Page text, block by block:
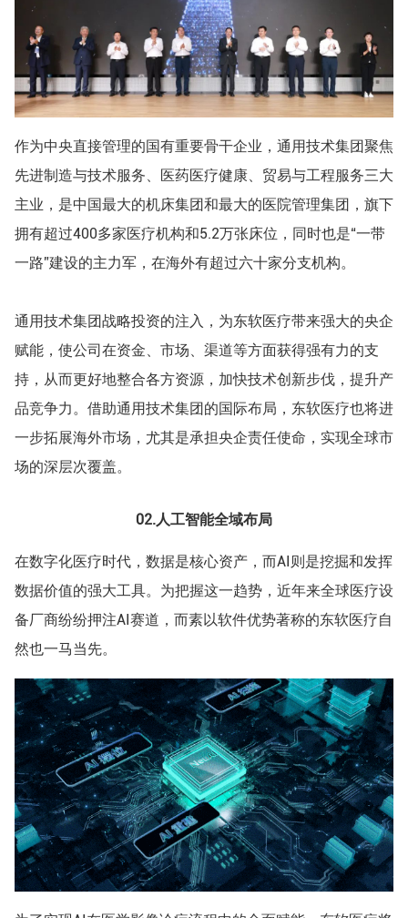
作为中央直接管理的国有重要骨干企业，通用技术集团聚焦
先进制造与技术服务、医药医疗健康、贸易与工程服务三大
主业，是中国最大的机床集团和最大的医院管理集团，旗下
拥有超过400多家医疗机构和5.2万张床位，同时也是“一带
一路”建设的主力军，在海外有超过六十家分支机构。
通用技术集团战略投资的注入，为东软医疗带来强大的央企
赋能，使公司在资金、市场、渠道等方面获得强有力的支
持，从而更好地整合各方资源，加快技术创新步伐，提升产
品竞争力。借助通用技术集团的国际布局，东软医疗也将进
一步拓展海外市场，尤其是承担央企责任使命，实现全球市
场的深层次覆盖。
02.人工智能全域布局
在数字化医疗时代，数据是核心资产，而AI则是挖掘和发挥
数据价值的强大工具。为把握这一趋势，近年来全球医疗设
备厂商纷纷押注AI赛道，而素以软件优势著称的东软医疗自
然也一马当先。